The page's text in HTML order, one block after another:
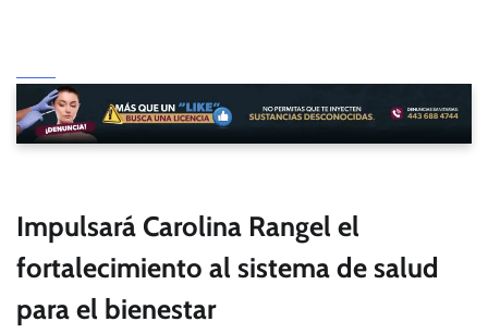
Impulsará Carolina Rangel el
fortalecimiento al sistema de salud
para el bienestar